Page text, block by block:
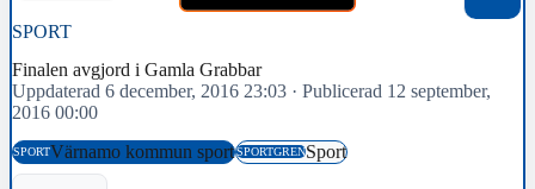
SPORT
Finalen avgjord i Gamla Grabbar
Uppdaterad 6 december, 2016 23:03 · Publicerad 12 september,
2016 00:00
SPORTVärnamo kommun sportSPORTGRENSport